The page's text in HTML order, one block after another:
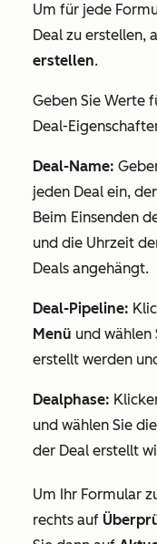
Um für jede
Deal zu erstellen,
erstellen.
Geben Sie Werte
Deal-
Deal-Name:
jeden Deal ein,
Beim Einsenden
und die Uhrzeit
Deals angehängt.
Deal-Pipeline:
Menü und wählen
erstellt werden
Dealphase:
und wählen Sie
der Deal erstellt
Um Ihr Formular
rechts auf